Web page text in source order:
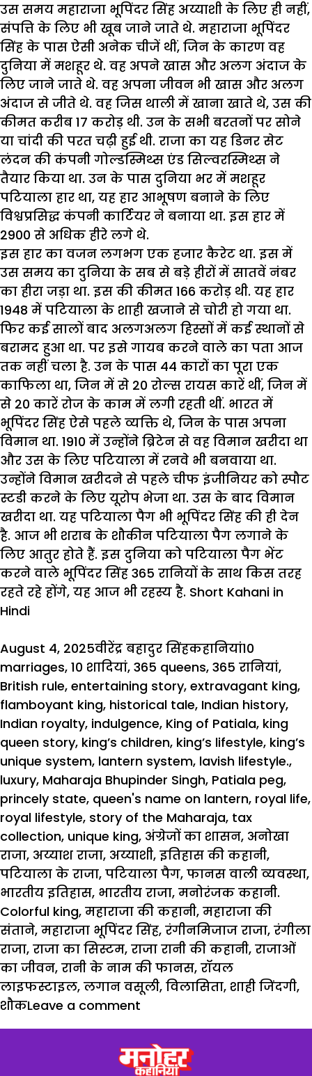
उस समय महाराजा भूपिंदर सिंह अय्याशी के लिए ही नहीं,
संपत्ति के लिए भी खूब जाने जाते थे. महाराजा भूपिंदर
सिंह के पास ऐसी अनेक चीजें थीं, जिन के कारण वह
दुनिया में मशहूर थे. वह अपने खास और अलग अंदाज के
लिए जाने जाते थे. वह अपना जीवन भी खास और अलग
अंदाज से जीते थे. वह जिस थाली में खाना खाते थे, उस की
कीमत करीब 17 करोड़ थी. उन के सभी बरतनों पर सोने
या चांदी की परत चढ़ी हुई थी. राजा का यह डिनर सेट
लंदन की कंपनी गोल्डस्मिथ्स एंड सिल्वरस्मिथ्स ने
तैयार किया था. उन के पास दुनिया भर में मशहूर
पटियाला हार था, यह हार आभूषण बनाने के लिए
विश्वप्रसिद्ध कंपनी कार्टियर ने बनाया था. इस हार में
2900 से अधिक हीरे लगे थे.
इस हार का वजन लगभग एक हजार कैरेट था. इस में
उस समय का दुनिया के सब से बड़े हीरों में सातवें नंबर
का हीरा जड़ा था. इस की कीमत 166 करोड़ थी. यह हार
1948 में पटियाला के शाही खजाने से चोरी हो गया था.
फिर कई सालों बाद अलगअलग हिस्सों में कई स्थानों से
बरामद हुआ था. पर इसे गायब करने वाले का पता आज
तक नहीं चला है. उन के पास 44 कारों का पूरा एक
काफिला था, जिन में से 20 रोल्स रायस कारें थीं, जिन में
से 20 कारें रोज के काम में लगी रहती थीं. भारत में
भूपिंदर सिंह ऐसे पहले व्यक्ति थे, जिन के पास अपना
विमान था. 1910 में उन्होंने ब्रिटेन से वह विमान खरीदा था
और उस के लिए पटियाला में रनवे भी बनवाया था.
उन्होंने विमान खरीदने से पहले चीफ इंजीनियर को स्पौट
स्टडी करने के लिए यूरोप भेजा था. उस के बाद विमान
खरीदा था. यह पटियाला पैग भी भूपिंदर सिंह की ही देन
है. आज भी शराब के शौकीन पटियाला पैग लगाने के
लिए आतुर होते हैं. इस दुनिया को पटियाला पैग भेंट
करने वाले भूपिंदर सिंह 365 रानियों के साथ किस तरह
रहते रहे होंगे, यह आज भी रहस्य है. Short Kahani in
Hindi
Posted
on
August 4, 2025Author
वीरेंद्र बहादुर सिंहCategories
कहानियांTags
10
marriages, 10 शादियां, 365 queens, 365 रानियां,
British rule, entertaining story, extravagant king,
flamboyant king, historical tale, Indian history,
Indian royalty, indulgence, King of Patiala, king
queen story, king’s children, king’s lifestyle, king’s
unique system, lantern system, lavish lifestyle.,
luxury, Maharaja Bhupinder Singh, Patiala peg,
princely state, queen's name on lantern, royal life,
royal lifestyle, story of the Maharaja, tax
collection, unique king, अंग्रेजों का शासन, अनोखा
राजा, अय्याश राजा, अय्याशी, इतिहास की कहानी,
पटियाला के राजा, पटियाला पैग, फानस वाली व्यवस्था,
भारतीय इतिहास, भारतीय राजा, मनोरंजक कहानी.
Colorful king, महाराजा की कहानी, महाराजा की
संताने, महाराजा भूपिंदर सिंह, रंगीनमिजाज राजा, रंगीला
राजा, राजा का सिस्टम, राजा रानी की कहानी, राजाओं
का जीवन, रानी के नाम की फानस, रॉयल
लाइफस्टाइल, लगान वसूली, विलासिता, शाही जिंदगी,
शौकLeave a comment